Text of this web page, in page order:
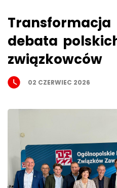
debata
związkowców
02 CZERWIEC 2026